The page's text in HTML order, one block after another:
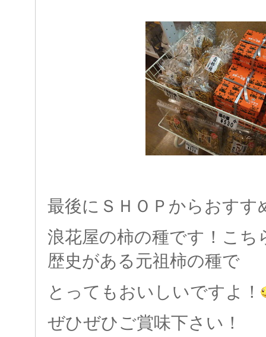
最後にＳＨＯＰからおすす
浪花屋の柿の種です！こち
歴史がある元祖柿の種で
とってもおいしいですよ！
ぜひぜひご賞味下さい！